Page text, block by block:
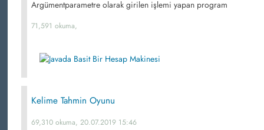
Argümentparametre olarak girilen işlemi yapan program
71,591 okuma,
Kelime Tahmin Oyunu
69,310 okuma, 20.07.2019 15:46